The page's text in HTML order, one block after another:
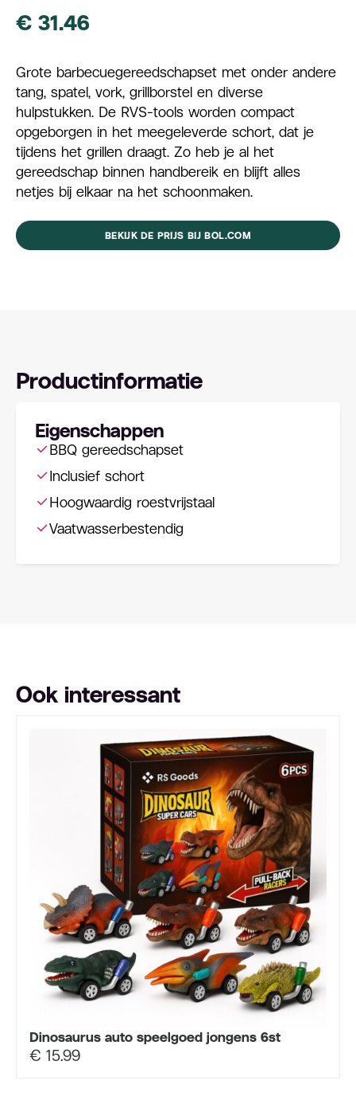
€ 31.46
Grote barbecuegereedschapset met onder andere
tang, spatel, vork, grillborstel en diverse
hulpstukken. De RVS-tools worden compact
opgeborgen in het meegeleverde schort, dat je
tijdens het grillen draagt. Zo heb je al het
gereedschap binnen handbereik en blijft alles
netjes bij elkaar na het schoonmaken.
BEKIJK DE PRIJS BIJ BOL.COM
Productinformatie
Eigenschappen
BBQ gereedschapset
Inclusief schort
Hoogwaardig roestvrijstaal
Vaatwasserbestendig
Ook interessant
Dinosaurus auto speelgoed jongens 6st
€ 15.99